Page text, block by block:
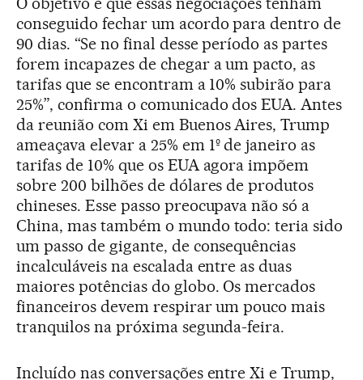
conseguido fechar um acordo para dentro de
90 dias. “Se no final desse período as partes
forem incapazes de chegar a um pacto, as
tarifas que se encontram a 10% subirão para
25%”, confirma o comunicado dos EUA. Antes
da reunião com Xi em Buenos Aires, Trump
ameaçava elevar a 25% em 1º de janeiro as
tarifas de 10% que os EUA agora impõem
sobre 200 bilhões de dólares de produtos
chineses. Esse passo preocupava não só a
China, mas também o mundo todo: teria sido
um passo de gigante, de consequências
incalculáveis na escalada entre as duas
maiores potências do globo. Os mercados
financeiros devem respirar um pouco mais
tranquilos na próxima segunda-feira.
Incluído nas conversações entre Xi e Trump,